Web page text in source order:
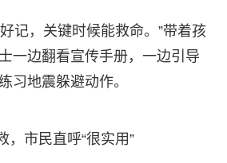
记，关键时候能救命。”带着孩
一边翻看宣传手册，一边引导
习地震躲避动作。
，市民直呼“很实用”